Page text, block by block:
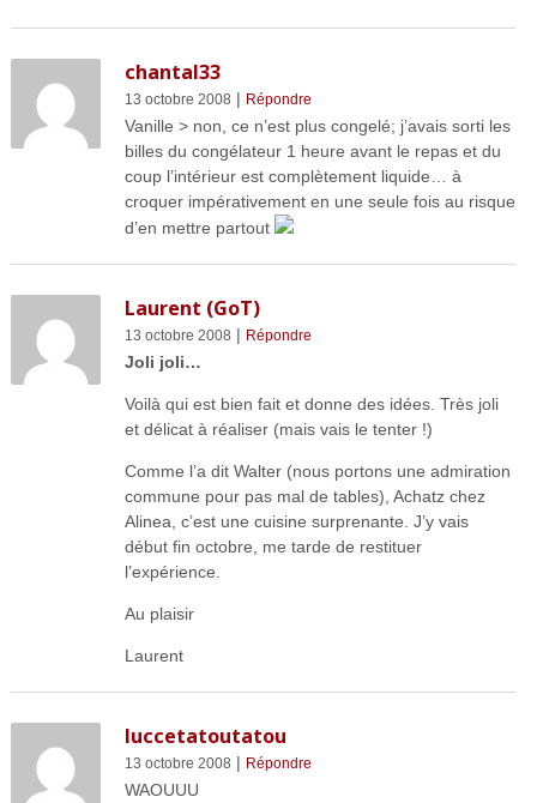
chantal33
13 octobre 2008 | Répondre
Vanille > non, ce n’est plus congelé; j’avais sorti les
billes du congélateur 1 heure avant le repas et du
coup l’intérieur est complètement liquide… à
croquer impérativement en une seule fois au risque
d’en mettre partout
Laurent (GoT)
13 octobre 2008 | Répondre
Joli joli…
Voilà qui est bien fait et donne des idées. Très joli
et délicat à réaliser (mais vais le tenter !)
Comme l’a dit Walter (nous portons une admiration
commune pour pas mal de tables), Achatz chez
Alinea, c’est une cuisine surprenante. J’y vais
début fin octobre, me tarde de restituer
l’expérience.
Au plaisir
Laurent
luccetatoutatou
13 octobre 2008 | Répondre
WAOUUU